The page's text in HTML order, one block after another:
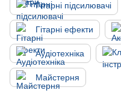
Гітарні підсилювачі
Гітарні ефекти
Аудіотехніка
Майстерня